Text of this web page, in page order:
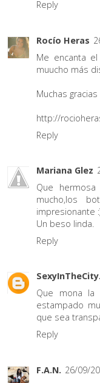
Reply
Rocío Heras
Me encanta
muucho más
Muchas
http://
Reply
Mariana Glez
Que
mucho,los
impresionante
Un beso linda.
Reply
Que mona la
estampado
que sea
Reply
F.A.N. 26/09/